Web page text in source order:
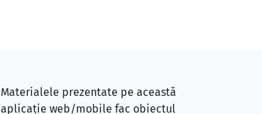
Materialele prezentate pe această
aplicație web/mobile fac obiectul